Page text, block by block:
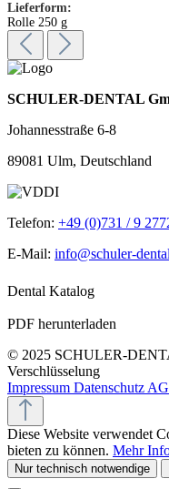
Lieferform:
Rolle 250 g
SCHULER-DENTAL
Johannesstraße 6-8
89081 Ulm, Deutschland
Telefon: +49 (0)731 / 9
E-Mail: info@schuler-
Dental Katalog
PDF herunterladen
© 2025 SCHULER-
Verschlüsselung
Impressum Datenschutz
Diese Website verwendet
bieten zu können. Mehr
Nur technisch notwendige